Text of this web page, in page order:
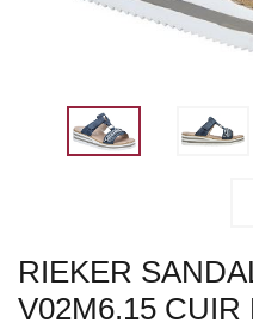
RIEKER
V02M6.15 CUIR